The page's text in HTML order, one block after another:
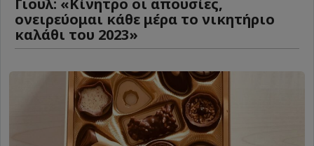
Γιουλ: «Κίνητρο οι απουσίες,
ονειρεύομαι κάθε μέρα το νικητήριο
καλάθι του 2023»